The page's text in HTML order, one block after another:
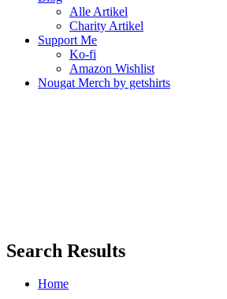
Alle Artikel
Charity Artikel
Support Me
Ko-fi
Amazon Wishlist
Nougat Merch by getshirts
Search Results
Home